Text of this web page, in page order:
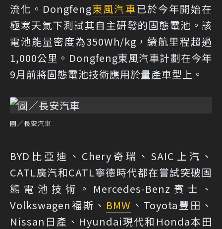
流化。Dongfeng東風汽車已於今年開始在
極寒天氣下測試其自主研發的固態電池。該
電池能量密度為350Wh/kg，續航里程超過
1,000公里。Dongfeng東風汽車計劃在今年
9月前將固態電池技術應用於量產車型上。
圖／長安汽車
BYD比亞迪、Chery奇瑞、SAIC上汽、
CATL廣汽和CATL寧德時代都在嘗試突破固
態電池技術。Mercedes-Benz賓士、
Volkswagen福斯、 BMW 、Toyota豐田、
Nissan日產、Hyundai現代和Honda本田